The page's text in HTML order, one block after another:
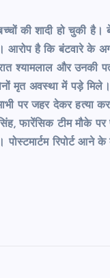
शादी हो चुकी है।
आरोप है कि बंटवारे के
श्यामलाल और उनकी
मृत अवस्था में पड़े मिले।
पर जहर देकर हत्या
फारेंसिक टीम मौके
रिपोर्ट आने